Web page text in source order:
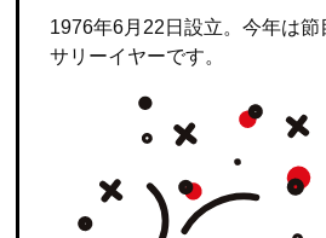
1976年6月22日設立。今年は
サリーイヤーです。